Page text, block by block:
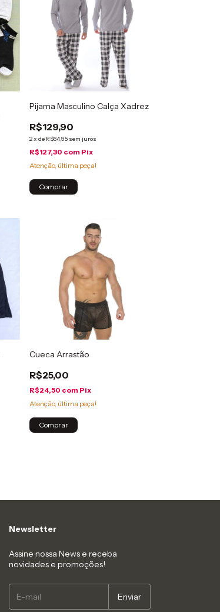
Pijama Masculino Calça Xadrez
R$129,90
2x de R$64,95 sem juros
R$127,30 com Pix
Atenção, última peça!
Comprar
Cueca Arrastão
R$25,00
R$24,50 com Pix
Atenção, última peça!
Comprar
Newsletter
Assine nossa News e receba
novidades e promoções!